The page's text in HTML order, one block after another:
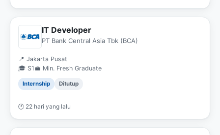
IT Developer
PT Bank Central Asia Tbk (BCA)
📍 Jakarta Pusat
🎓 S1 💼 Min. Fresh Graduate
Internship Ditutup
🕐 22 hari yang lalu